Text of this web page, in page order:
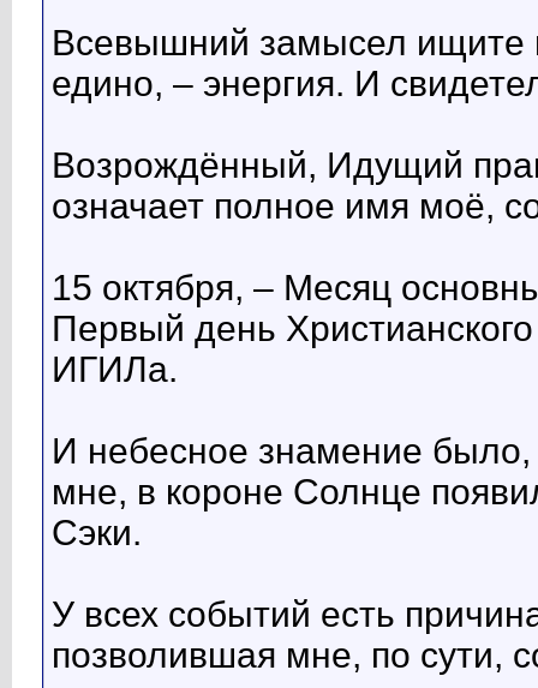
Всевышний замысел ищите
едино, – энергия. И
Возрождённый, Идущий
означает полное имя моё,
15 октября, – Месяц
Первый день
ИГИЛа.
И небесное знамение
мне, в короне Солнце
Сэки.
У всех событий есть
позволившая мне, по сути,